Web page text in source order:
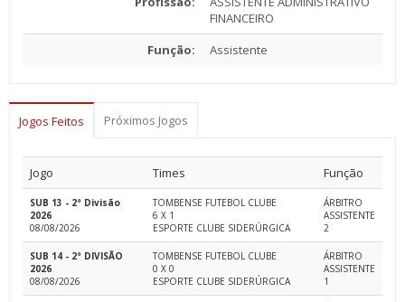
FINANCEIRO
Função:
Assistente
Jogos Feitos Próximos Jogos
Jogo Times Função
SUB 13 - 2ª Divisão
2026
08/08/2026
TOMBENSE FUTEBOL CLUBE
6 X 1
ESPORTE CLUBE SIDERÚRGICA
ÁRBITRO
ASSISTENTE
2
SUB 14 - 2ª DIVISÃO
2026
08/08/2026
TOMBENSE FUTEBOL CLUBE
0 X 0
ESPORTE CLUBE SIDERÚRGICA
ÁRBITRO
ASSISTENTE
1